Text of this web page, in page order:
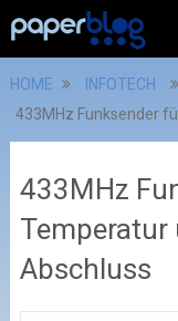
HOME
INFOTECH
433MHz Funksender
433MHz
Abschluss